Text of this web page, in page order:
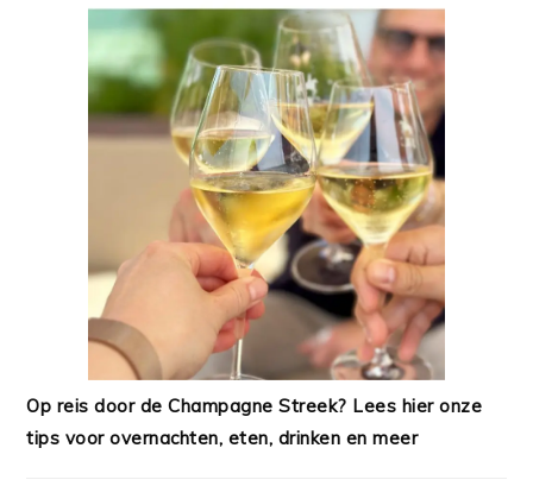
Op reis door de Champagne Streek? Lees hier onze
tips voor overnachten, eten, drinken en meer